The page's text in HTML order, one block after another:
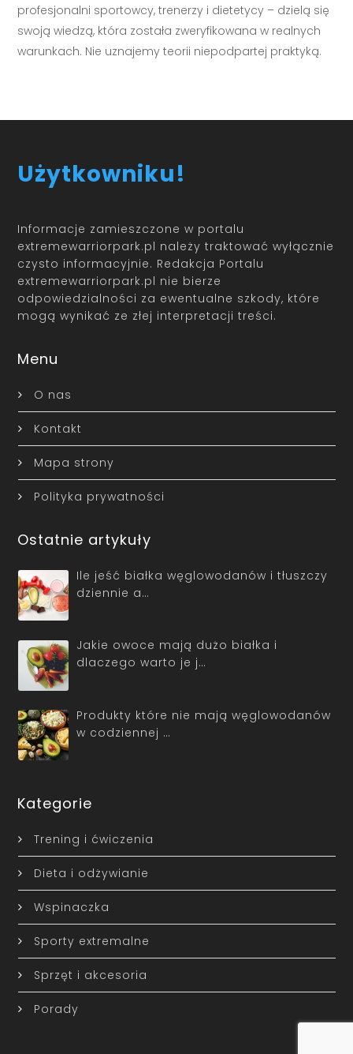
profesjonalni sportowcy, trenerzy i dietetycy – dzielą się
swoją wiedzą, która została zweryfikowana w realnych
warunkach. Nie uznajemy teorii niepodpartej praktyką.
Użytkowniku!
Informacje zamieszczone w portalu
extremewarriorpark.pl należy traktować wyłącznie
czysto informacyjnie. Redakcja Portalu
extremewarriorpark.pl nie bierze
odpowiedzialności za ewentualne szkody, które
mogą wynikać ze złej interpretacji treści.
Menu
O nas
Kontakt
Mapa strony
Polityka prywatności
Ostatnie artykuły
Ile jeść białka węglowodanów i tłuszczy
dziennie a…
Jakie owoce mają dużo białka i
dlaczego warto je j…
Produkty które nie mają węglowodanów
w codziennej …
Kategorie
Trening i ćwiczenia
Dieta i odżywianie
Wspinaczka
Sporty extremalne
Sprzęt i akcesoria
Porady